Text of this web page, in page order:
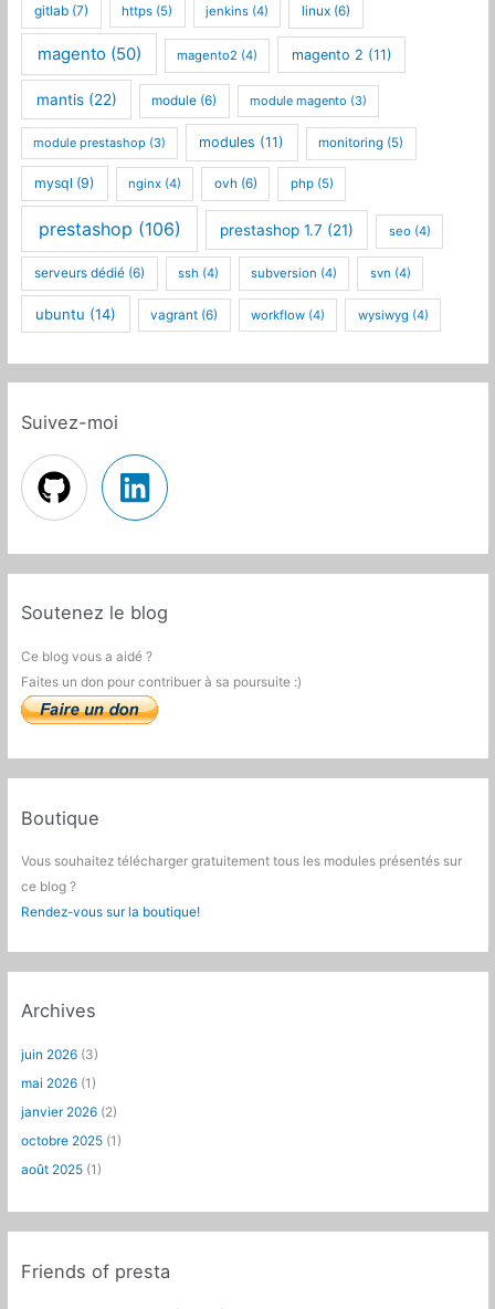
gitlab (7) https (5) jenkins (4) linux(6)
magento (50) magento2 (4) magento 2 (11)
mantis(22) module (6) module magento (3)
module prestashop (3) modules (11) monitoring (5)
mysql (9) nginx(4) ovh (6) php(5)
prestashop (106) prestashop 1.7 (21) seo(4)
serveurs dédié(6) ssh (4) subversion (4) svn (4)
ubuntu (14) vagrant (6) workflow (4) wysiwyg (4)
Suivez-moi
Soutenez le blog
Ce blog vous a aidé ?
Faites un don pour contribuer à sa poursuite :)
Boutique
Vous souhaitez télécharger gratuitement tous les modules présentés sur
ce blog ?
Rendez-vous sur la boutique!
Archives
juin 2026 (3)
mai 2026 (1)
janvier 2026 (2)
octobre 2025 (1)
août 2025 (1)
Friends of presta